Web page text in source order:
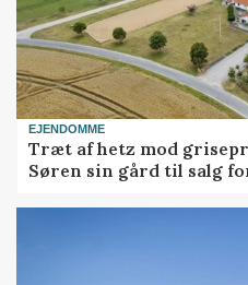
EJENDOMME
Træt af hetz mod
Søren sin gård til salg